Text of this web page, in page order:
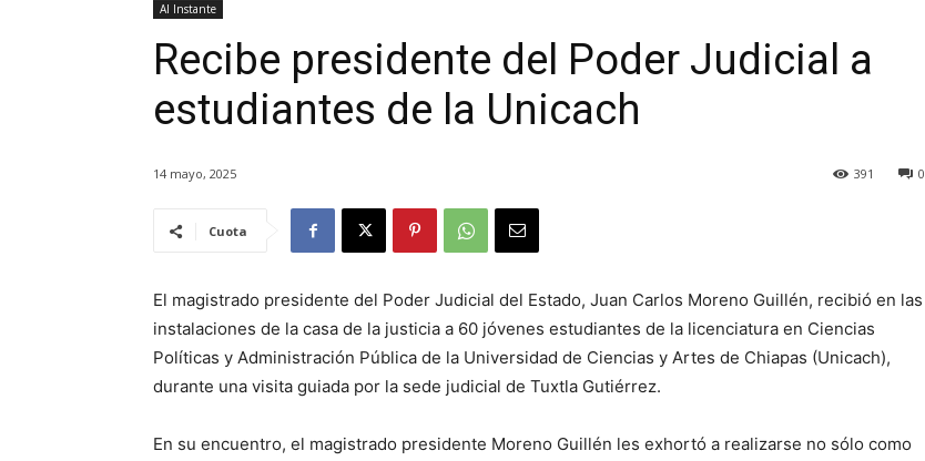
Al Instante
Recibe presidente del Poder Judicial a
estudiantes de la Unicach
14 mayo, 2025 0
391
Cuota
El magistrado presidente del Poder Judicial del Estado, Juan Carlos Moreno Guillén, recibió en las
instalaciones de la casa de la justicia a 60 jóvenes estudiantes de la licenciatura en Ciencias
Políticas y Administración Pública de la Universidad de Ciencias y Artes de Chiapas (Unicach),
durante una visita guiada por la sede judicial de Tuxtla Gutiérrez.
En su encuentro, el magistrado presidente Moreno Guillén les exhortó a realizarse no sólo como